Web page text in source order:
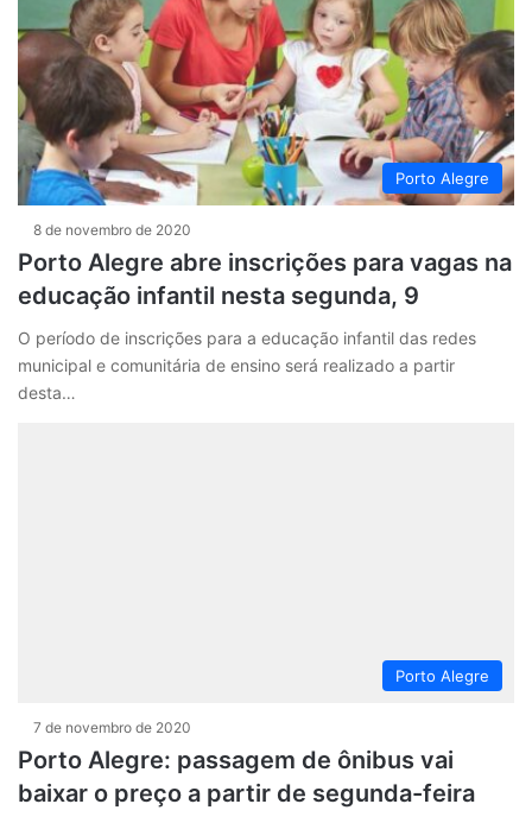
Porto Alegre
8 de novembro de 2020
Porto Alegre abre inscrições para vagas na
educação infantil nesta segunda, 9
O período de inscrições para a educação infantil das redes
municipal e comunitária de ensino será realizado a partir
desta…
Porto Alegre
7 de novembro de 2020
Porto Alegre: passagem de ônibus vai
baixar o preço a partir de segunda-feira